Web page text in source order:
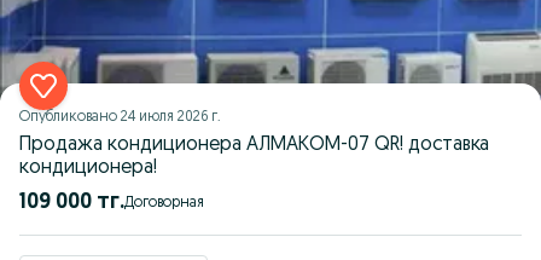
Опубликовано 24 июля 2026 г.
Продажа кондиционера АЛМАКОМ-07 QR! доставка
кондиционера!
109 000 тг. Договорная